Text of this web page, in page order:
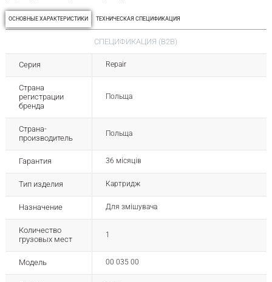
ОСНОВНЫЕ ХАРАКТЕРИСТИКИ ТЕХНИЧЕСКАЯ СПЕЦИФИКАЦИЯ
СПЕЦИФИКАЦИЯ (B2B)
Серия Repair
Страна
регистрации
бренда
Польща
Страна-
производитель
Польща
Гарантия 36 місяців
Тип изделия Картридж
Назначение Для змішувача
Количество
грузовых мест
1
Модель 00 035 00